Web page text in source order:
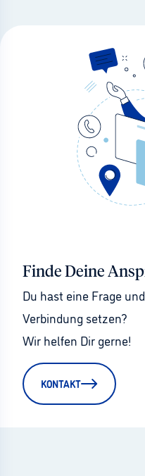
Finde Deine
Du hast eine Frage
Verbindung setzen?
Wir helfen Dir gerne!
KONTAKT